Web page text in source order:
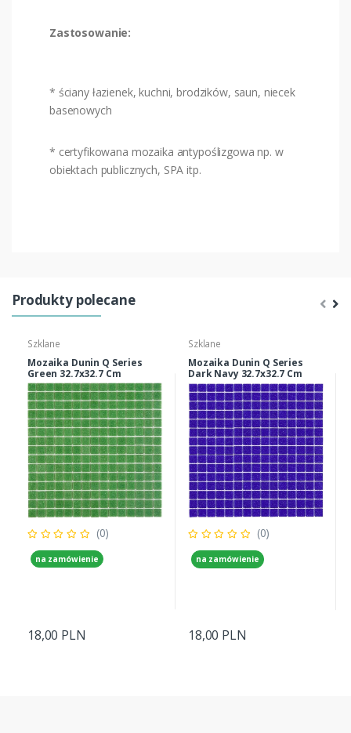
Zastosowanie:
* ściany łazienek, kuchni, brodzików, saun, niecek
basenowych
* certyfikowana mozaika antypoślizgowa np. w
obiektach publicznych, SPA itp.
Produkty polecane
Szklane
Mozaika Dunin Q Series
Green 32.7x32.7 Cm
(0)
na zamówienie
18,00 PLN
Szklane
Mozaika Dunin Q Series
Dark Navy 32.7x32.7 Cm
(0)
na zamówienie
18,00 PLN